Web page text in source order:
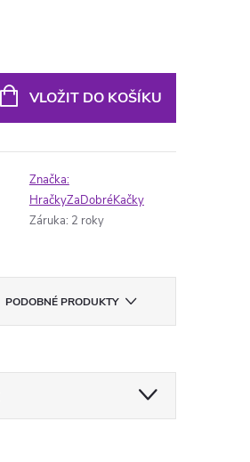
VLOŽIT DO KOŠÍKU
Značka:
HračkyZaDobréKačky
Záruka: 2 roky
PODOBNÉ PRODUKTY